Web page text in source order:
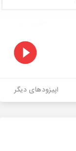
اپیزودهای دیگر